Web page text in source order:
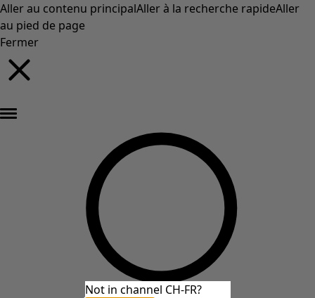
Aller au contenu principalAller à la recherche rapideAller
au pied de page
Fermer
Not in channel CH-FR?